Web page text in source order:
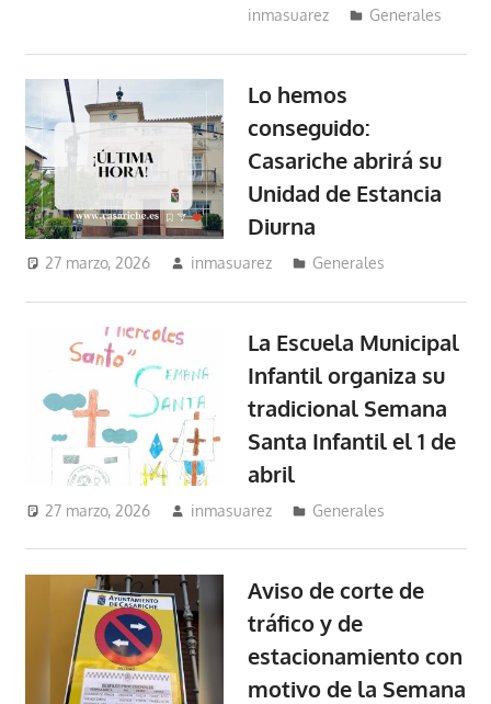
inmasuarez
Generales
Lo hemos
conseguido:
Casariche abrirá su
Unidad de Estancia
Diurna
27 marzo, 2026 inmasuarez Generales
La Escuela Municipal
Infantil organiza su
tradicional Semana
Santa Infantil el 1 de
abril
27 marzo, 2026 inmasuarez Generales
Aviso de corte de
tráfico y de
estacionamiento con
motivo de la Semana